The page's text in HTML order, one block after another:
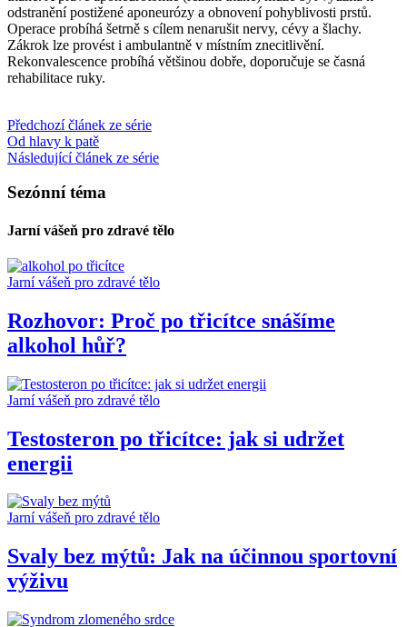
odstranění postižené aponeurózy a obnovení pohyblivosti prstů.
Operace probíhá šetrně s cílem nenarušit nervy, cévy a šlachy.
Zákrok lze provést i ambulantně v místním znecitlivění.
Rekonvalescence probíhá většinou dobře, doporučuje se časná
rehabilitace ruky.
Předchozí článek ze série
Od hlavy k patě
Následující článek ze série
Sezónní téma
Jarní vášeň pro zdravé tělo
Jarní vášeň pro zdravé tělo
Rozhovor: Proč po třicítce snášíme
alkohol hůř?
Jarní vášeň pro zdravé tělo
Testosteron po třicítce: jak si udržet
energii
Jarní vášeň pro zdravé tělo
Svaly bez mýtů: Jak na účinnou sportovní
výživu